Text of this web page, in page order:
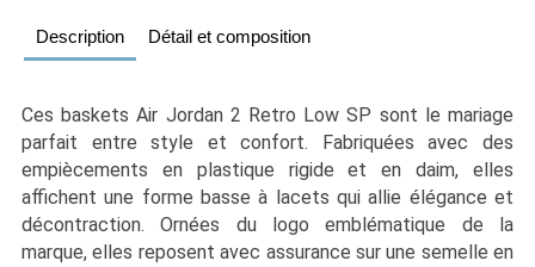
Description Détail et composition
Ces baskets Air Jordan 2 Retro Low SP sont le mariage
parfait entre style et confort. Fabriquées avec des
empiècements en plastique rigide et en daim, elles
affichent une forme basse à lacets qui allie élégance et
décontraction. Ornées du logo emblématique de la
marque, elles reposent avec assurance sur une semelle en